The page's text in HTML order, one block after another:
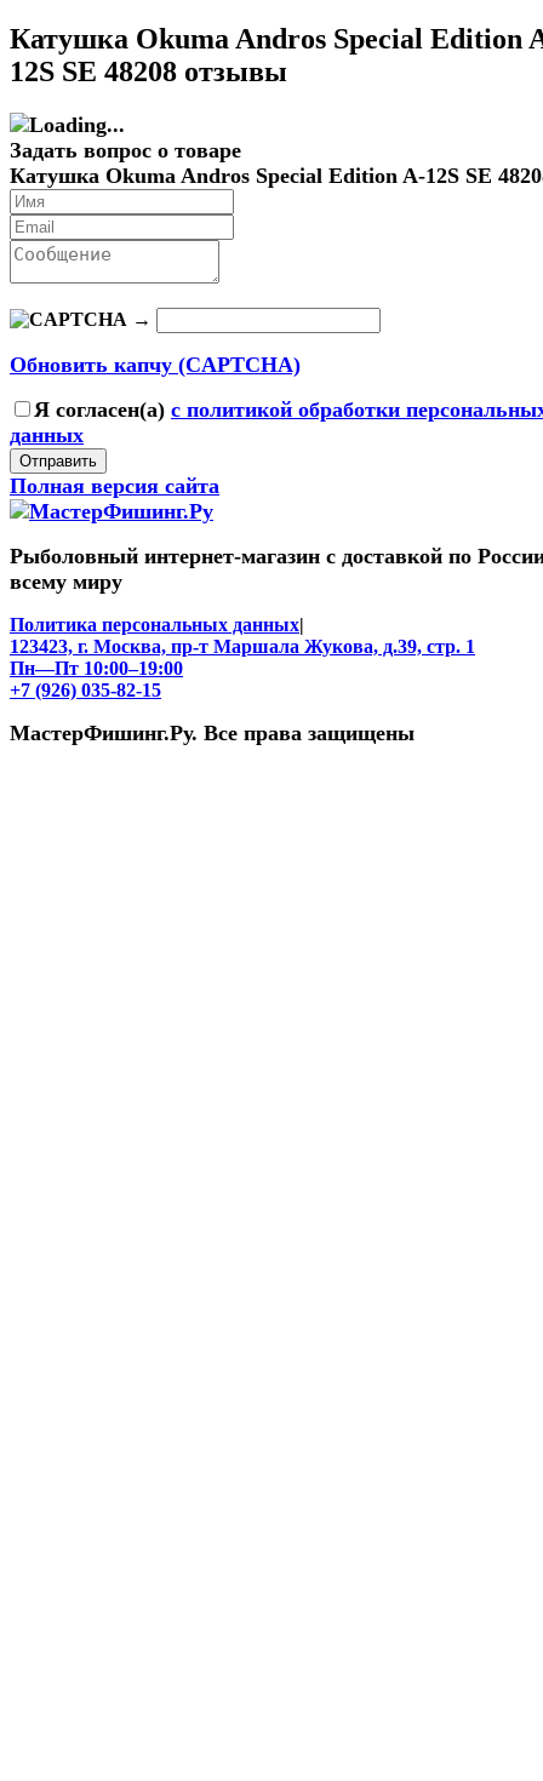
Катушка Okuma Andros Special Edition
12S SE 48208 отзывы
Задать вопрос о товаре
Катушка Okuma Andros Special Edition A-12S SE
→
Обновить капчу (CAPTCHA)
Я согласен(a) с политикой обработки
данных
Отправить
Полная версия сайта
Рыболовный интернет-магазин с доставкой по
всему миру
Политика персональных данных|
123423, г. Москва, пр-т Маршала Жукова, д.39, стр. 1
Пн—Пт 10:00–19:00
+7 (926) 035-82-15
МастерФишинг.Ру. Все права защищены